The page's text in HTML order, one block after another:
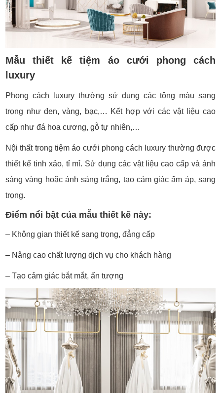
Mẫu thiết kế tiệm áo cưới phong cách
luxury
Phong cách luxury thường sử dụng các tông màu sang
trọng như đen, vàng, bạc,… Kết hợp với các vật liệu cao
cấp như đá hoa cương, gỗ tự nhiên,…
Nội thất trong tiệm áo cưới phong cách luxury thường được
thiết kế tinh xảo, tỉ mỉ. Sử dụng các vật liệu cao cấp và ánh
sáng vàng hoặc ánh sáng trắng, tạo cảm giác ấm áp, sang
trọng.
Điểm nổi bật của mẫu thiết kế này:
– Không gian thiết kế sang trọng, đẳng cấp
– Nâng cao chất lượng dịch vụ cho khách hàng
– Tạo cảm giác bắt mắt, ấn tượng